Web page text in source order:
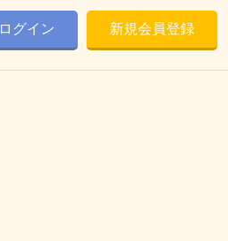
ログイン 新規会員登録